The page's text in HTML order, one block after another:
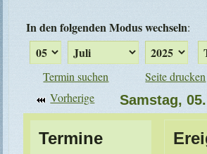
In den folgenden Modus wechseln:
Termin suchen
Seite drucken
Vorherige
Samstag,
Termine